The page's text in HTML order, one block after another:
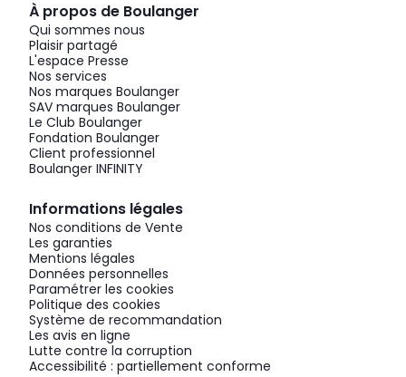
À propos de Boulanger
Qui sommes nous
Plaisir partagé
L'espace Presse
Nos services
Nos marques Boulanger
SAV marques Boulanger
Le Club Boulanger
Fondation Boulanger
Client professionnel
Boulanger INFINITY
Informations légales
Nos conditions de Vente
Les garanties
Mentions légales
Données personnelles
Paramétrer les cookies
Politique des cookies
Système de recommandation
Les avis en ligne
Lutte contre la corruption
Accessibilité : partiellement conforme